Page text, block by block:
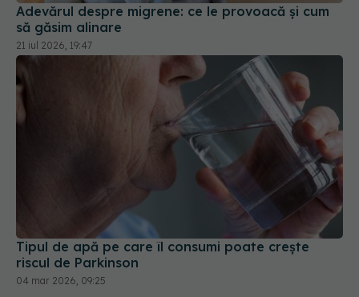
Adevărul despre migrene: ce le provoacă și cum
să găsim alinare
21 iul 2026, 19:47
Tipul de apă pe care îl consumi poate crește
riscul de Parkinson
04 mar 2026, 09:25